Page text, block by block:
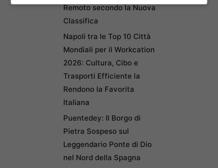
Remoto secondo la Nuova
Classifica
Napoli tra le Top 10 Città
Mondiali per il Workcation
2026: Cultura, Cibo e
Trasporti Efficiente la
Rendono la Favorita
Italiana
Puentedey: Il Borgo di
Pietra Sospeso sul
Leggendario Ponte di Dio
nel Nord della Spagna